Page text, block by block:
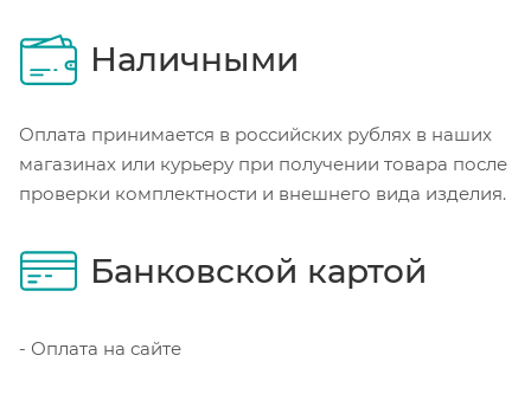
Наличными
Оплата принимается в российских рублях в наших
магазинах или курьеру при получении товара после
проверки комплектности и внешнего вида изделия.
Банковской картой
- Оплата на сайте